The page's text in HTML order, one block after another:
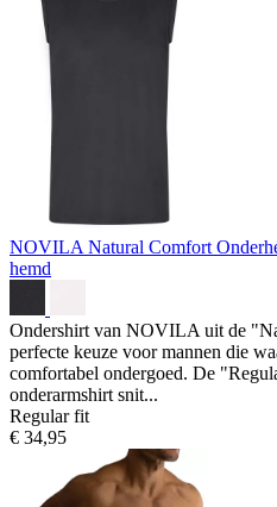
NOVILA Natural Comfort
hemd
Ondershirt van NOVILA uit de
perfecte keuze voor mannen die
comfortabel ondergoed. De
onderarmshirt snit...
Regular fit
€ 34,95